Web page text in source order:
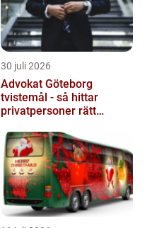
30 juli 2026
Advokat Göteborg
tvistemål - så hittar
privatpersoner rätt